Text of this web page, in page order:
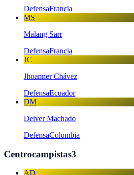
DefensaFrancia
MS
Malang Sarr
DefensaFrancia
JC
Jhoanner Chávez
DefensaEcuador
DM
Deiver Machado
DefensaColombia
Centrocampistas3
AD